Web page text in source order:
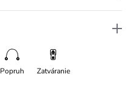
Popruh Zatváranie